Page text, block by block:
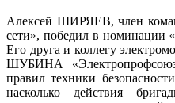
Алексей ШИРЯЕВ, член
сети», победил в номинации
Его друга и коллегу
ШУБИНА
правил техники
насколько действия